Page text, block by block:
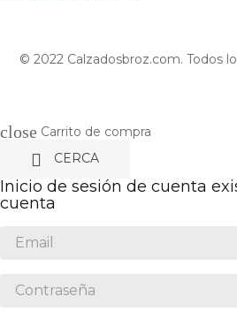
© 2022 Calzadosbroz.com. Todos
close Carrito de compra
 CERCA
Inicio de sesión de cuenta
cuenta